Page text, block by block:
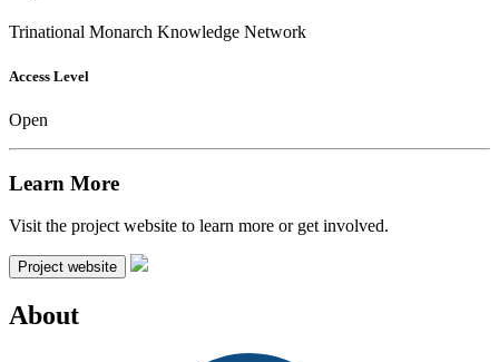
Trinational Monarch Knowledge Network
Access Level
Open
Learn More
Visit the project website to learn more or get involved.
Project website
About